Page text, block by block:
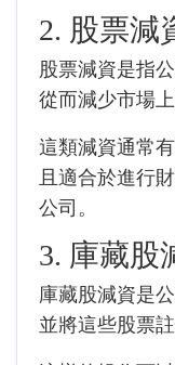
2. 股票減
股票減資是指
從而減少市場
這類減資通常
且適合於進行
公司。
3. 庫藏股
庫藏股減資是
並將這些股票註